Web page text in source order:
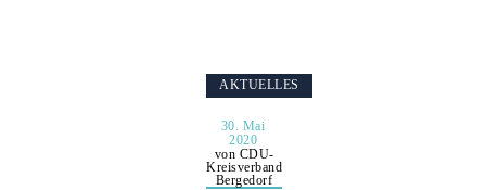
AKTUELLES
30. Mai
2020
von CDU-
Kreisverband
Bergedorf